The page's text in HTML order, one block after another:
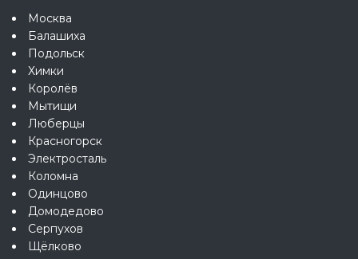
Москва
Балашиха
Подольск
Химки
Королёв
Мытищи
Люберцы
Красногорск
Электросталь
Коломна
Одинцово
Домодедово
Серпухов
Щёлково